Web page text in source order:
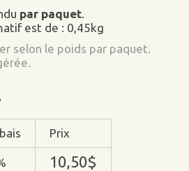
par paquet.
est de : 0,45kg
selon le poids par paquet.
Prix
10,50$